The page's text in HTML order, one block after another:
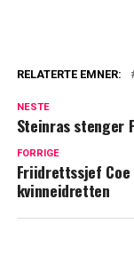
RELATERTE EMNER:
NESTE
Steinras stenger
FORRIGE
Friidrettssjef
kvinneidretten